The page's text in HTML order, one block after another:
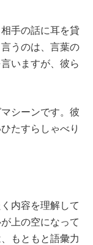
手の話に耳を貸
うのは、言葉の
いますが、彼ら
シーンです。彼
たすらしゃべり
内容を理解して
上の空になって
もともと語彙力